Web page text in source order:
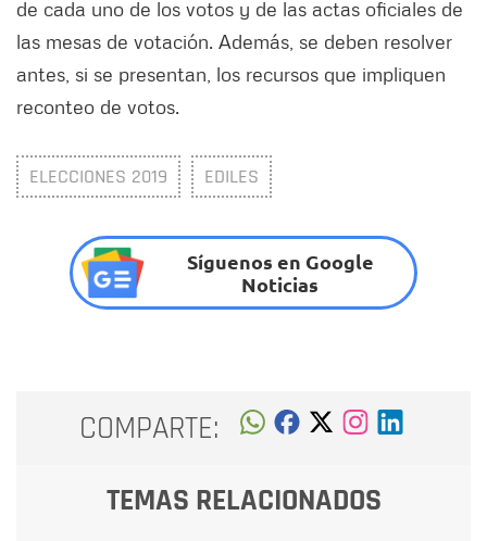
de cada uno de los votos y de las actas oficiales de
las mesas de votación. Además, se deben resolver
antes, si se presentan, los recursos que impliquen
reconteo de votos.
ELECCIONES 2019 EDILES
Síguenos en Google
Noticias
COMPARTE:
TEMAS RELACIONADOS